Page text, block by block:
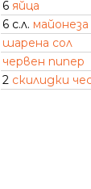
6 яйца
6 с.л. майонеза
шарена сол
червен пипер
2 скилидки